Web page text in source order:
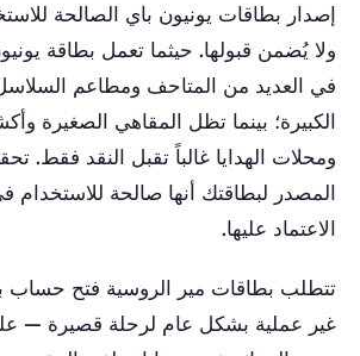
إصدار بطاقات يونيون باي الصالحة
ولا يُضمن قبولها. حيثما تعمل بطاقة
في العديد من المتاحف ومطاعم
الكبيرة؛ بينما تظل المقاهي الصغيرة
ومحلات الهدايا غالباً تقبل النقد فقط.
المصدر لبطاقتك أنها صالحة للاستخدام
الاعتماد عليها.
تتطلب بطاقات مير الروسية فتح
غير عملية بشكل عام لرحلة قصيرة —